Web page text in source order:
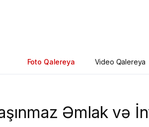
Foto Qalereya Video Qalereya
Əmlak və